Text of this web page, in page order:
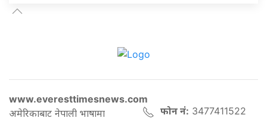
www.everesttimesnews.com
अमेरिकाबाट नेपाली भाषामा
फोन नं: 3477411522